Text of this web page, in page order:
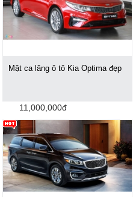
Mặt ca lăng ô tô Kia Optima đẹp
11,000,000đ